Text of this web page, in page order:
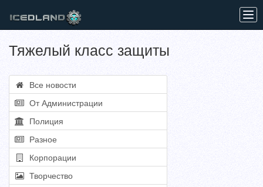
Тяжелый класс защиты
Все новости
От Администрации
Полиция
Разное
Корпорации
Творчество